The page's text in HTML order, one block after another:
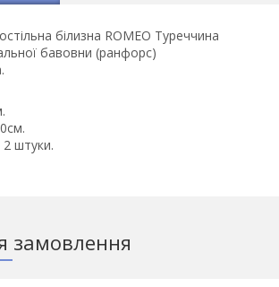
білизна ROMEO Туреччина
бавовни (ранфорс)
штуки.
замовлення